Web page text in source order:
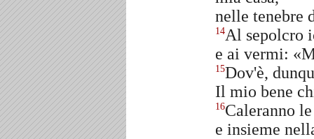
nelle tenebre
14Al sepolcro
e ai vermi:
15Dov'è,
Il mio bene
16Caleranno
e insieme